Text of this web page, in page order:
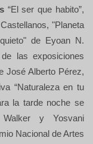
“El ser que habito”,
"Planeta
de Eyoan N.
las exposiciones
José Alberto Pérez,
“Naturaleza en tu
la tarde noche se
Walker y Yosvani
Nacional de Artes